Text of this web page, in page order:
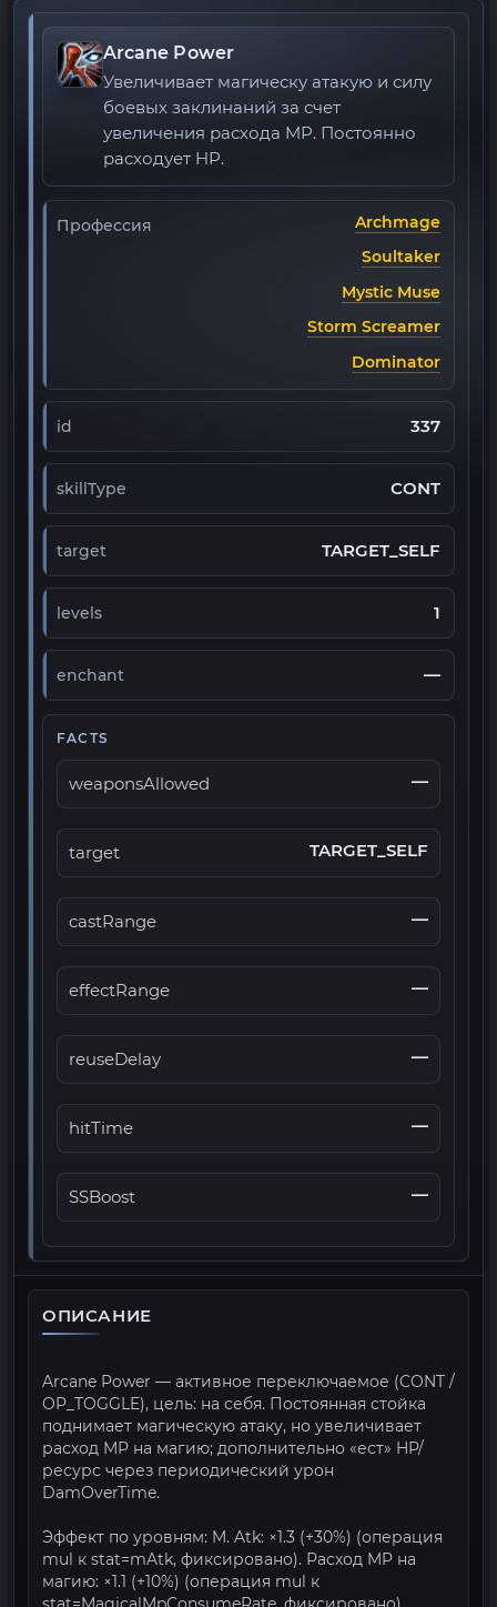
Arcane Power
Увеличивает магическу атакую и силу
боевых заклинаний за счет
увеличения расхода MP. Постоянно
расходует HP.
Профессия
Archmage
Soultaker
Mystic Muse
Storm Screamer
Dominator
id 337
skillType CONT
target TARGET_SELF
levels 1
enchant —
FACTS
weaponsAllowed —
target TARGET_SELF
castRange —
effectRange —
reuseDelay —
hitTime —
SSBoost —
ОПИСАНИЕ
Arcane Power — активное переключаемое (CONT /
OP_TOGGLE), цель: на себя. Постоянная стойка
поднимает магическую атаку, но увеличивает
расход MP на магию; дополнительно «ест» HP/
ресурс через периодический урон
DamOverTime.
Эффект по уровням: M. Atk: ×1.3 (+30%) (операция
mul к stat=mAtk, фиксировано). Расход MP на
магию: ×1.1 (+10%) (операция mul к